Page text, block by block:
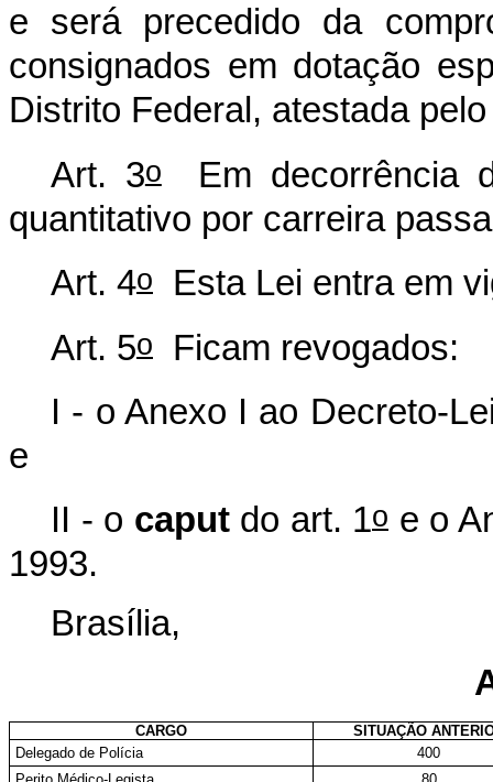
e será precedido da
consignados em dotação
Distrito Federal, atestada
Art. 3oEm decorrência
quantitativo por carreira
Art. 4o
Esta Lei entra em
Art. 5o
Ficam revogados:
I - o Anexo I ao Decreto-
e
II - o caput do art. 1o e o
1993.
Brasília,
CARGO
SITUAÇÃO
Delegado de Polícia
400